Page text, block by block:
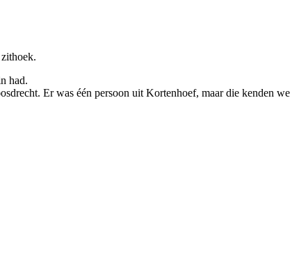
had.
Er was één persoon uit Kortenhoef, maar die kenden we